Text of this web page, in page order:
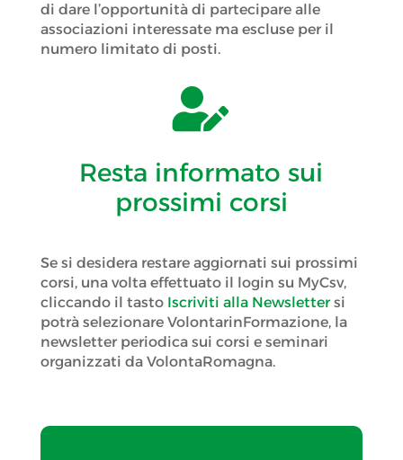
di dare l’opportunità di partecipare alle
associazioni interessate ma escluse per il
numero limitato di posti.

Resta informato sui
prossimi corsi
Se si desidera restare aggiornati sui prossimi
corsi, una volta effettuato il login su MyCsv,
cliccando il tasto Iscriviti alla Newslettersi
potrà selezionare VolontarinFormazione, la
newsletter periodica sui corsi e seminari
organizzati da VolontaRomagna.